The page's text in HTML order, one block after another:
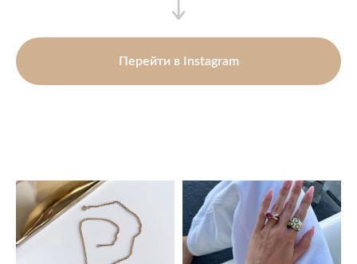
Перейти в Instagram